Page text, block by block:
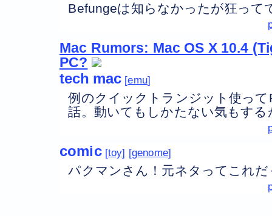
Befungeは知らなかったが狂って
Mac Rumors: Mac OS X 10.4
PC?
tech mac emu
例のクイックトランジット使っ
話。動いてもしかたない気もする
comic toy genome
パクマンさん！元ネタってこれ